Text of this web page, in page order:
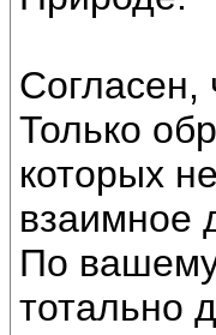
Только
которых
взаимное
По
тотально